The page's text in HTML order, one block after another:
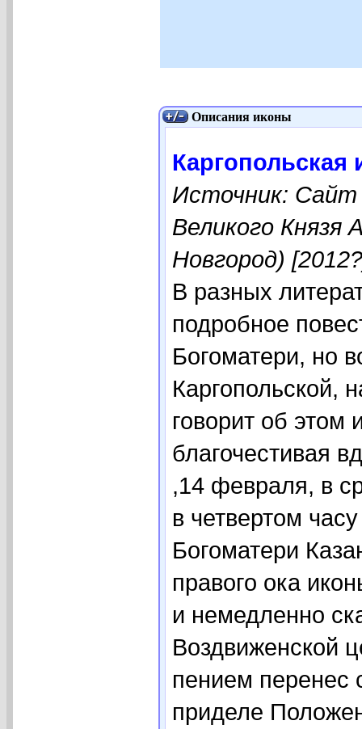
Описания иконы
Источник: Сайт
Великого Князя
Новгород)
В разных
подробное
Богоматери, но
Каргопольской,
говорит об этом
благочестивая
,14 февраля, в
в четвертом
Богоматери
правого ока
и немедленно
Воздвиженской
пением перенес
приделе